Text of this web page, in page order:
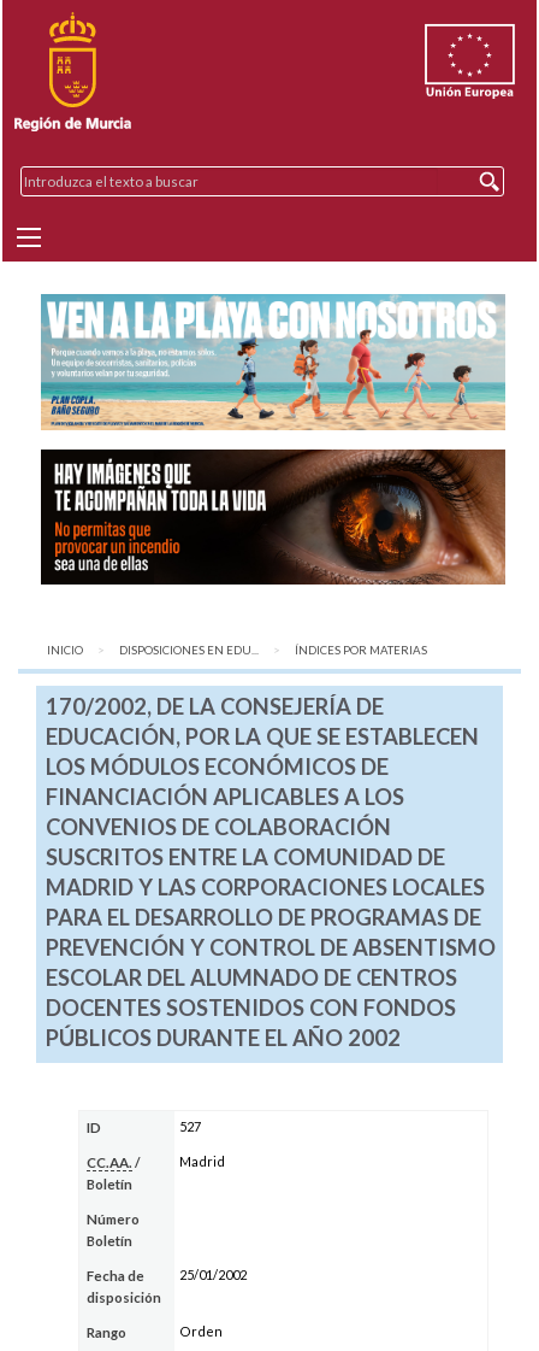
INICIO DISPOSICIONES EN EDU... AQUÍ:
ÍNDICES POR MATERIAS
170/2002, DE LA CONSEJERÍA DE
EDUCACIÓN, POR LA QUE SE ESTABLECEN
LOS MÓDULOS ECONÓMICOS DE
FINANCIACIÓN APLICABLES A LOS
CONVENIOS DE COLABORACIÓN
SUSCRITOS ENTRE LA COMUNIDAD DE
MADRID Y LAS CORPORACIONES LOCALES
PARA EL DESARROLLO DE PROGRAMAS DE
PREVENCIÓN Y CONTROL DE ABSENTISMO
ESCOLAR DEL ALUMNADO DE CENTROS
DOCENTES SOSTENIDOS CON FONDOS
PÚBLICOS DURANTE EL AÑO 2002
ID 527
CC.AA. /
Boletín
Madrid
Número
Boletín
Fecha de
disposición
25/01/2002
Rango Orden